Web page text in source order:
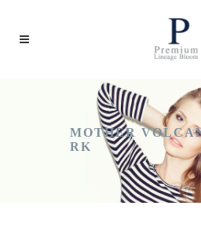
MOTHER
RK